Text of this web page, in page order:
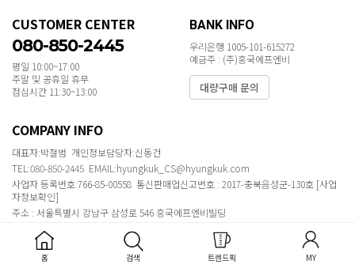
CUSTOMER CENTER
080-850-2445
평일 10:00~17:00
주말 및 공휴일 휴무
점심시간 11:30~13:00
BANK INFO
우리은행 1005-101-615272
예금주 : (주)흥국에프엔비
대량구매 문의
COMPANY INFO
대표자:박철범 개인정보담당자:신동건
TEL:080-850-2445 EMAIL:hyungkuk_CS@hyungkuk.com
사업자 등록번호:766-85-00558 통신판매업신고번호 : 2017-충북음성군-130호 [사업
자정보확인]
주소 : 서울특별시 강남구 삼성로 546 흥국에프엔비빌딩
COPYRIGHT ⓒ 2020 MAKESHOP ALL RIGHTS RESERVED.
홈 검색 트렌드픽 MY